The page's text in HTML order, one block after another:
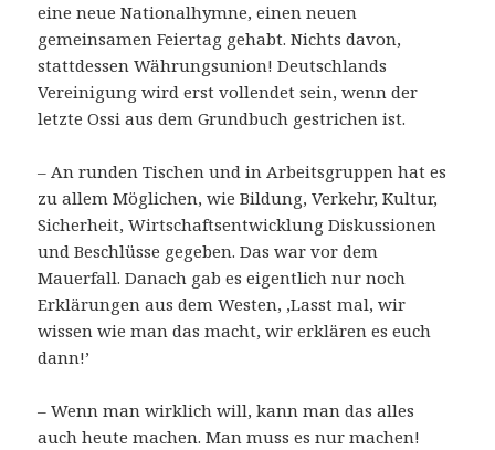
eine neue Nationalhymne, einen neuen
gemeinsamen Feiertag gehabt. Nichts davon,
stattdessen Währungsunion! Deutschlands
Vereinigung wird erst vollendet sein, wenn der
letzte Ossi aus dem Grundbuch gestrichen ist.
– An runden Tischen und in Arbeitsgruppen hat es
zu allem Möglichen, wie Bildung, Verkehr, Kultur,
Sicherheit, Wirtschaftsentwicklung Diskussionen
und Beschlüsse gegeben. Das war vor dem
Mauerfall. Danach gab es eigentlich nur noch
Erklärungen aus dem Westen, ‚Lasst mal, wir
wissen wie man das macht, wir erklären es euch
dann!’
– Wenn man wirklich will, kann man das alles
auch heute machen. Man muss es nur machen!